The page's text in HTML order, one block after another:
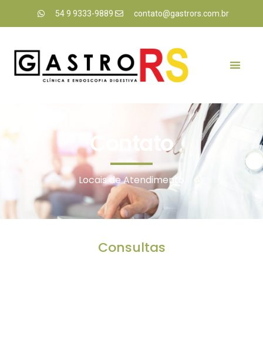
54 9 9333-9889 contato@gastrors.com.br
Contato
Locais de Atendimento
Consultas